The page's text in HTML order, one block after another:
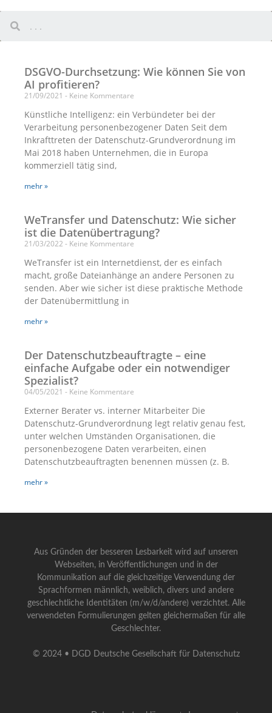
DSGVO-Durchsetzung: Wie können Sie von
AI profitieren?
21/09/2021 Keine Kommentare
Künstliche Intelligenz: ein Verbündeter bei der
Verarbeitung personenbezogener Daten Seit dem
Inkrafttreten der Datenschutz-Grundverordnung im
Mai 2018 haben Unternehmen, die in Europa
kommerziell tätig sind,
mehr »
WeTransfer und Datenschutz: Wie sicher
ist die Datenübertragung?
21/03/2022 Keine Kommentare
WeTransfer ist ein Internetdienst, der es einfach
macht, große Dateianhänge an andere Personen zu
senden. Aber wie sicher ist diese praktische Methode
der Datenübermittlung in
mehr »
Der Datenschutzbeauftragte – eine
einfache Aufgabe oder ein notwendiger
Spezialist?
04/05/2021 Keine Kommentare
Externer Berater vs. interner Mitarbeiter Die
Datenschutz-Grundverordnung legt relativ genau fest,
unter welchen Umständen Organisationen, die
personenbezogene Daten verarbeiten, einen
Datenschutzbeauftragten benennen müssen (z. B.
mehr »
Aus Gründen der besseren Lesbarkeit wird auf unseren
Webseiten, in Veröffentlichungen und in der
Kommunikation auf die gleichzeitige Verwendung der
Sprachformen männlich, weiblich, divers und andere
geschlechtliche Identitäten (m/w/d/andere) verzichtet. Alle
verwendeten Formulierungen gelten gleichermaßen für alle
Geschlechter.
© 2024 • DGD Deutsche Gesellschaft für Datenschutz